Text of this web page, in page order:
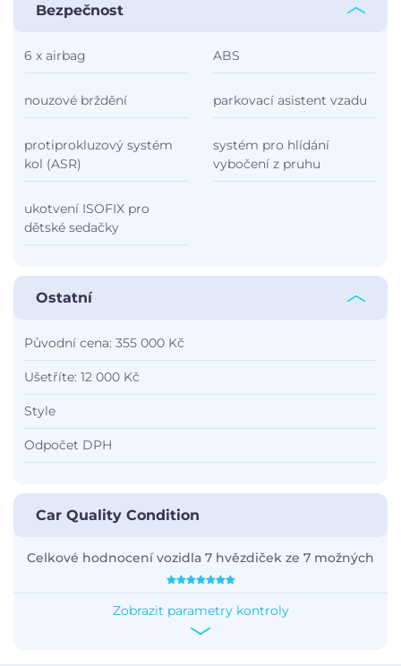
Bezpečnost
6 x airbag ABS
nouzové brždění parkovací asistent vzadu
protiprokluzový systém
kol (ASR)
systém pro hlídání
vybočení z pruhu
ukotvení ISOFIX pro
dětské sedačky
Ostatní
Původní cena: 355 000 Kč
Ušetříte: 12 000 Kč
Style
Odpočet DPH
Car Quality Condition
Celkové hodnocení vozidla 7 hvězdiček ze 7 možných
Zobrazit parametry kontroly